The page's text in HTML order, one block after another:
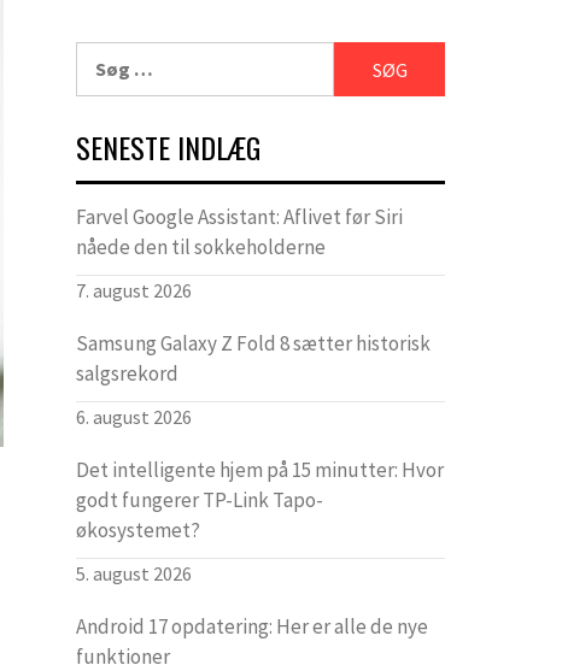
efter:
SENESTE INDLÆG
Farvel Google Assistant: Aflivet før Siri
nåede den til sokkeholderne
7. august 2026
Samsung Galaxy Z Fold 8 sætter historisk
salgsrekord
6. august 2026
Det intelligente hjem på 15 minutter: Hvor
godt fungerer TP-Link Tapo-
økosystemet?
5. august 2026
Android 17 opdatering: Her er alle de nye
funktioner